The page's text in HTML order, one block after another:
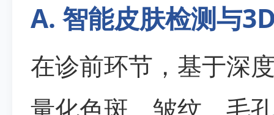
A. 智能皮肤检测与
在诊前环节，基于深